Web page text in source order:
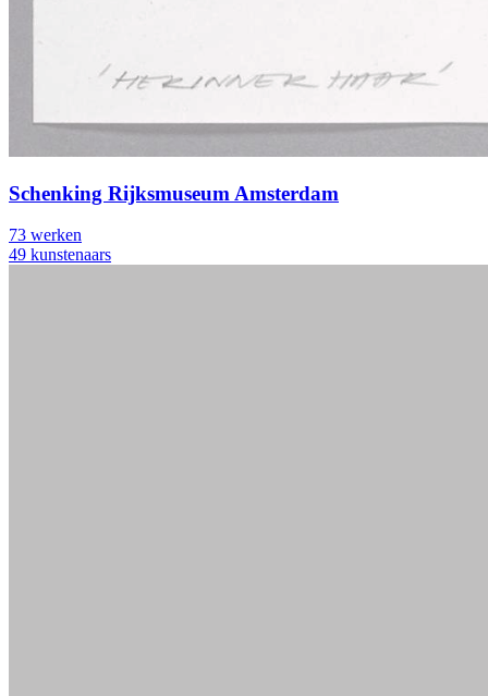
Schenking Rijksmuseum Amsterdam
73 werken
49 kunstenaars